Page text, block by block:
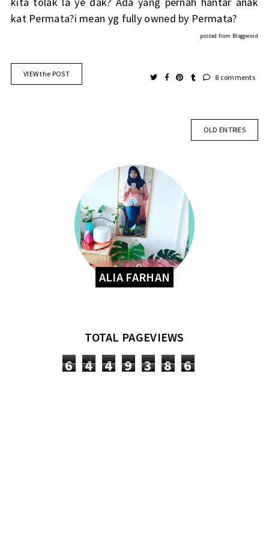
kat Permata?i mean yg fully owned by Permata?
posted from Bloggeroid
VIEW the POST 8 comments
OLD ENTRIES
ALIA FARHAN
TOTAL PAGEVIEWS
6 4 4 9 3 8 6